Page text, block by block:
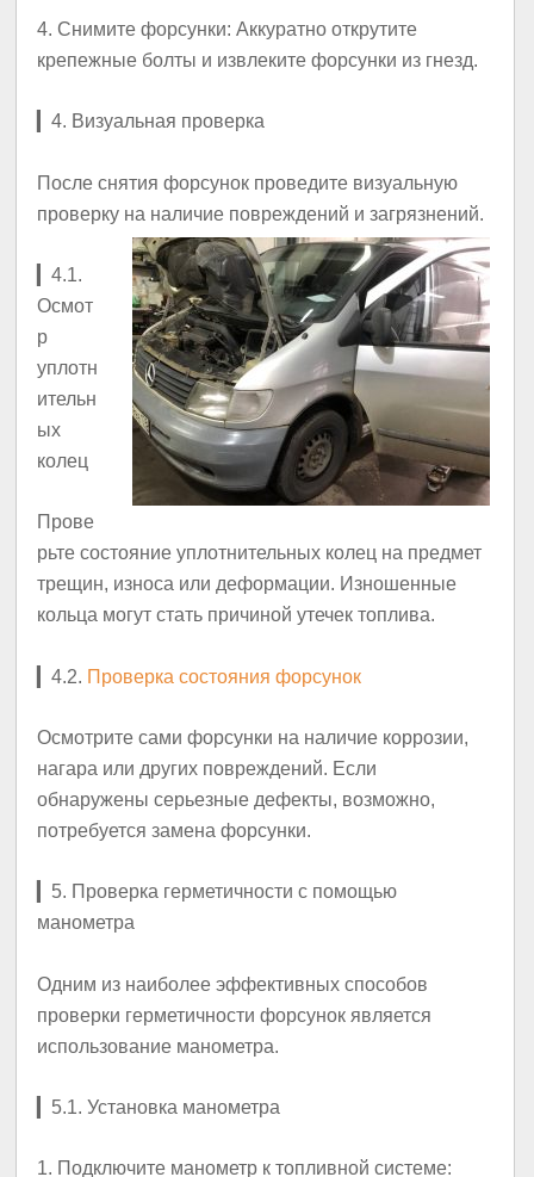
4.Снимите форсунки: Аккуратно открутите
крепежные болты и извлеките форсунки из гнезд.
▎4. Визуальная проверка
После снятия форсунок проведите визуальную
проверку на наличие повреждений и загрязнений.
▎4.1.
Осмот
р
уплотн
ительн
ых
колец
Прове
рьте состояние уплотнительных колец на предмет
трещин, износа или деформации. Изношенные
кольца могут стать причиной утечек топлива.
▎4.2. Проверка состояния форсунок
Осмотрите сами форсунки на наличие коррозии,
нагара или других повреждений. Если
обнаружены серьезные дефекты, возможно,
потребуется замена форсунки.
5. Проверка герметичности с помощью
манометра
Одним из наиболее эффективных способов
проверки герметичности форсунок является
использование манометра.
5.1. Установка манометра
1. Подключите манометр к топливной системе: